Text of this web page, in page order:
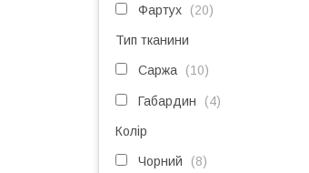
Фартух 20
Тип тканини
Саржа 10
Габардин 4
Колір
Чорний 8